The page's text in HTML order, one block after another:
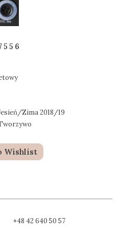
Zima 2018/19
Wishlist
+48 42 640 50 57